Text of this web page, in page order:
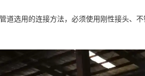
道选用的连接方法，必须使用刚性接头、